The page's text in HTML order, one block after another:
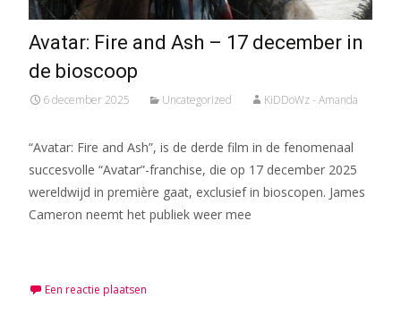
Avatar: Fire and Ash – 17 december in
de bioscoop
6 december 2025 Uncategorized KiDDoWz - Amanda
“Avatar: Fire and Ash”, is de derde film in de fenomenaal
succesvolle “Avatar”-franchise, die op 17 december 2025
wereldwijd in première gaat, exclusief in bioscopen. James
Cameron neemt het publiek weer mee
Een reactie plaatsen